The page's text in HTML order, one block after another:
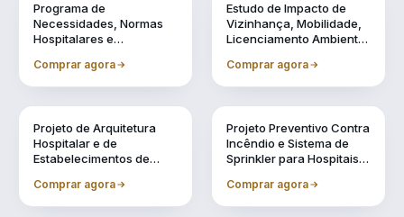
Programa de
Necessidades, Normas
Hospitalares e
Equipamentos Médicos
Comprar agora
Estudo de Impacto de
Vizinhança, Mobilidade,
Licenciamento Ambiental
Comprar agora
Projeto de Arquitetura
Hospitalar e de
Estabelecimentos de
Comprar agora
Projeto Preventivo Contra
Incêndio e Sistema de
Sprinkler para Hospitais e
Saúde
Comprar agora